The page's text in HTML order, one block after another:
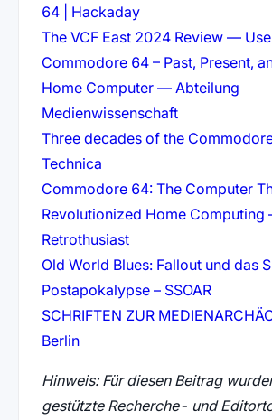
64 | Hackaday(öffnet in neuem
The VCF East 2024 Review —
Commodore 64 – Past, Present,
Home Computer — Abteilung
Medienwissenschaft(öffnet in
Three decades of the
Technica(öffnet in neuem Tab)
Commodore 64: The Computer
Revolutionized Home Computing
Retrothusiast(öffnet in neuem Tab)
Old World Blues: Fallout und das
Postapokalypse – SSOAR(öffnet in
SCHRIFTEN ZUR
Berlin(öffnet in neuem Tab)
Hinweis: Für diesen Beitrag
gestützte Recherche- und